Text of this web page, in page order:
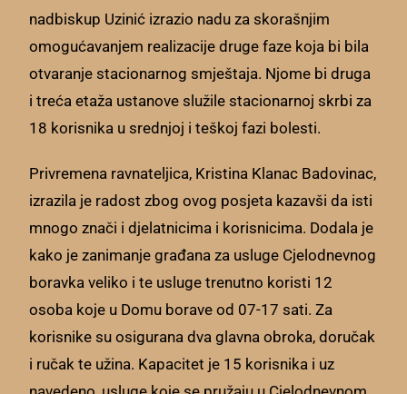
nadbiskup Uzinić izrazio nadu za skorašnjim
omogućavanjem realizacije druge faze koja bi bila
otvaranje stacionarnog smještaja. Njome bi druga
i treća etaža ustanove služile stacionarnoj skrbi za
18 korisnika u srednjoj i teškoj fazi bolesti.
Privremena ravnateljica, Kristina Klanac Badovinac,
izrazila je radost zbog ovog posjeta kazavši da isti
mnogo znači i djelatnicima i korisnicima. Dodala je
kako je zanimanje građana za usluge Cjelodnevnog
boravka veliko i te usluge trenutno koristi 12
osoba koje u Domu borave od 07-17 sati. Za
korisnike su osigurana dva glavna obroka, doručak
i ručak te užina. Kapacitet je 15 korisnika i uz